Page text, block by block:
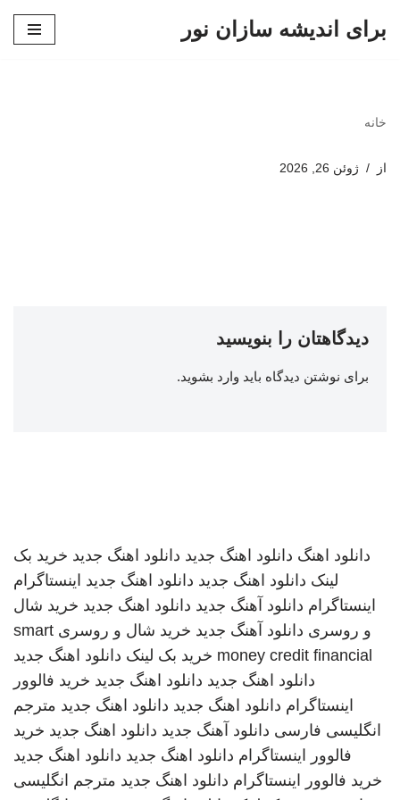
برای اندیشه سازان نور
خانه
از ژوئن 26, 2026
دیدگاهتان را بنویسید
برای نوشتن دیدگاه باید وارد بشوید.
دانلود اهنگ دانلود اهنگ جدید دانلود اهنگ جدید خرید بک
لینک دانلود اهنگ جدید دانلود اهنگ جدید اینستاگرام
اینستاگرام دانلود آهنگ جدید دانلود اهنگ جدید خرید شال
و روسری دانلود آهنگ جدید خرید شال و روسری smart
money credit financial خرید بک لینک دانلود اهنگ جدید
دانلود اهنگ جدید دانلود اهنگ جدید خرید فالوور
اینستاگرام دانلود اهنگ جدید دانلود اهنگ جدید مترجم
انگلیسی فارسی دانلود آهنگ جدید دانلود اهنگ جدید خرید
فالوور اینستاگرام دانلود اهنگ جدید دانلود اهنگ جدید
خرید فالوور اینستاگرام دانلود اهنگ جدید مترجم انگلیسی